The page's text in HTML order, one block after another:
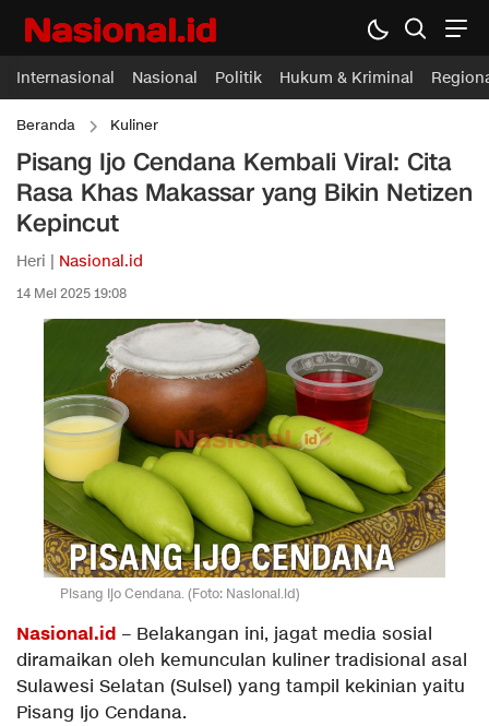
Internasional Nasional Politik Hukum & Kriminal
Beranda Kuliner
Pisang Ijo Cendana Kembali Viral: Cita
Rasa Khas Makassar yang Bikin Netizen
Kepincut
Heri | Nasional.id
14 Mei 2025 19:08
Pisang Ijo Cendana. (Foto: Nasional.id)
Nasional.id – Belakangan ini, jagat media sosial
diramaikan oleh kemunculan kuliner tradisional asal
Sulawesi Selatan (Sulsel) yang tampil kekinian yaitu
Pisang Ijo Cendana.